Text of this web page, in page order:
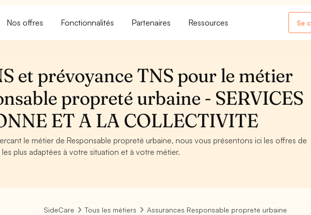
Nos offres Fonctionnalités Partenaires Ressources Se
et prévoyance TNS pour le métier
propreté urbaine - SERVICES
ET A LA COLLECTIVITE
le métier de Responsable propreté urbaine, nous vous présentons ici les offres de
plus adaptées à votre situation et à votre métier.
SideCare Tous les métiers
Assurances Responsable propreté urbaine